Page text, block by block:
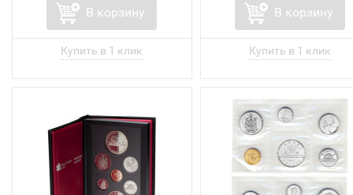
В корзину В корзину